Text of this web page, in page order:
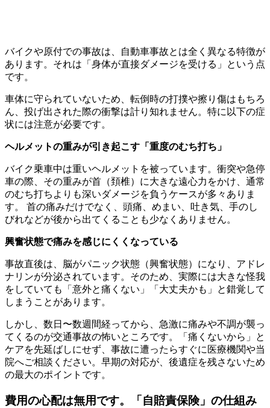
バイクや原付での事故は、自動車事故とは全く異なる特徴が
あります。それは「身体が直接ダメージを受ける」という点
です。
車体に守られていないため、転倒時の打撲や擦り傷はもちろ
ん、投げ出された際の衝撃は計り知れません。特に以下の症
状には注意が必要です。
ヘルメットの重みが引き起こす「重度のむち打ち」
バイク乗車中は重いヘルメットを被っています。衝突や急停
車の際、その重みが首（頚椎）に大きな遠心力をかけ、通常
のむち打ちよりも深いダメージを負うケースが多々ありま
す。 首の痛みだけでなく、頭痛、めまい、吐き気、手のし
びれなどが後から出てくることも少なくありません。
興奮状態で痛みを感じにくくなっている
事故直後は、脳がパニック状態（興奮状態）になり、アドレ
ナリンが分泌されています。そのため、実際には大きな怪我
をしていても「意外と痛くない」「大丈夫かも」と錯覚して
しまうことがあります。
しかし、数日〜数週間経ってから、急激に痛みや不調が襲っ
てくるのが交通事故の怖いところです。「痛くないから」と
ケアを先延ばしにせず、事故に遭ったらすぐに医療機関や当
院へご相談ください。早期の対応が、後遺症を残さないため
の最大のポイントです。
費用の心配は無用です。「自賠責保険」の仕組み